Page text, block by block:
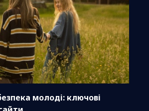
молоді: ключові